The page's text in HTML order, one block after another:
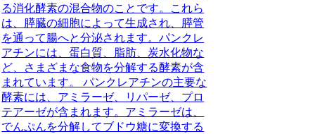
る消化酵素の混合物のことです。これら
は、膵臓の細胞によって生成され、膵管
を通って腸へと分泌されます。パンクレ
アチンには、蛋白質、脂肪、炭水化物な
ど、さまざまな食物を分解する酵素が含
まれています。 パンクレアチンの主要な
酵素には、アミラーゼ、リパーゼ、プロ
テアーゼが含まれます。アミラーゼは、
でんぷんを分解してブドウ糖に変換する